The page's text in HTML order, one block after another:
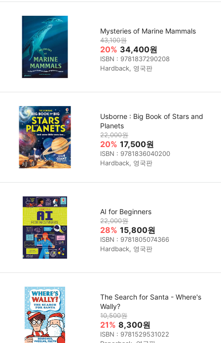
Mysteries of Marine Mammals
43,100원
20% 34,400원
ISBN : 9781837290208
Hardback, 영국판
Usborne : Big Book of Stars and
Planets
22,000원
20% 17,500원
ISBN : 9781836040200
Hardback, 영국판
AI for Beginners
22,000원
28% 15,800원
ISBN : 9781805074366
Hardback, 영국판
The Search for Santa - Where's
Wally?
10,500원
21% 8,300원
ISBN : 9781529531022